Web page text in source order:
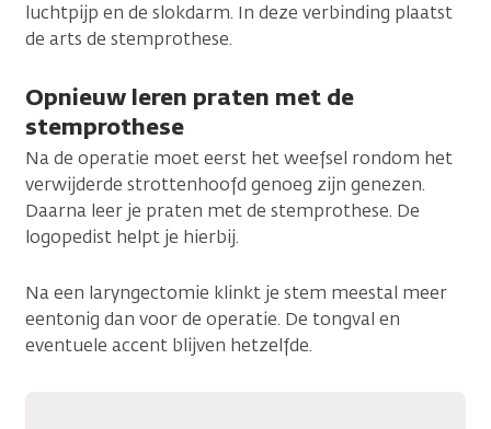
luchtpijp en de slokdarm. In deze verbinding plaatst
de arts de stemprothese.
Opnieuw leren praten met de
stemprothese
Na de operatie moet eerst het weefsel rondom het
verwijderde strottenhoofd genoeg zijn genezen.
Daarna leer je praten met de stemprothese. De
logopedist helpt je hierbij.
Na een laryngectomie klinkt je stem meestal meer
eentonig dan voor de operatie. De tongval en
eventuele accent blijven hetzelfde.